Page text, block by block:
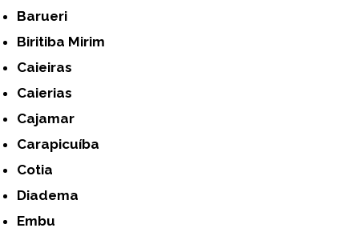
Barueri
Biritiba Mirim
Caieiras
Caierias
Cajamar
Carapicuíba
Cotia
Diadema
Embu